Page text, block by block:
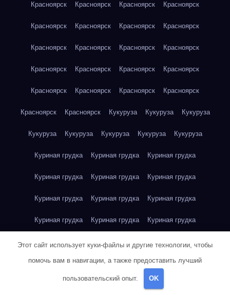
Красноярск Красноярск Красноярск Красноярск
Красноярск Красноярск Красноярск Красноярск
Красноярск Красноярск Красноярск Красноярск
Красноярск Красноярск Красноярск Красноярск
Красноярск Красноярск Красноярск Красноярск
Красноярск Красноярск Кукуруза Кукуруза Кукуруза
Кукуруза Кукуруза Кукуруза Кукуруза Кукуруза
Куриная грудка Куриная грудка Куриная грудка
Куриная грудка Куриная грудка Куриная грудка
Куриная грудка Куриная грудка Куриная грудка
Куриная грудка Куриная грудка Куриная грудка
Куриная грудка Куриное яйцо Куриное яйцо
Куриное яйцо Куриное яйцо Куриное яйцо Куриное яйцо
Этот сайт использует куки-файлы и другие технологии, чтобы
помочь вам в навигации, а также предоставить лучший
пользовательский опыт. OK